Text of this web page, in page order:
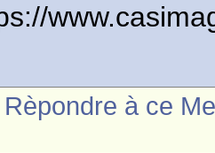
Rèpondre à ce